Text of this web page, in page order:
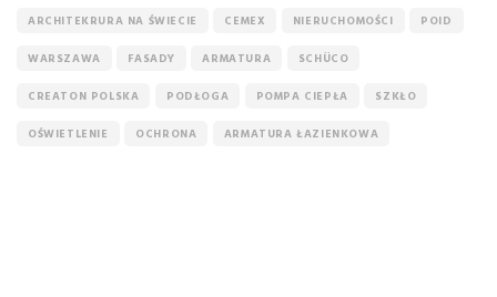
ARCHITEKRURA NA ŚWIECIE CEMEX NIERUCHOMOŚCI POID
WARSZAWA FASADY ARMATURA SCHÜCO
CREATON POLSKA PODŁOGA POMPA CIEPŁA SZKŁO
OŚWIETLENIE OCHRONA ARMATURA ŁAZIENKOWA